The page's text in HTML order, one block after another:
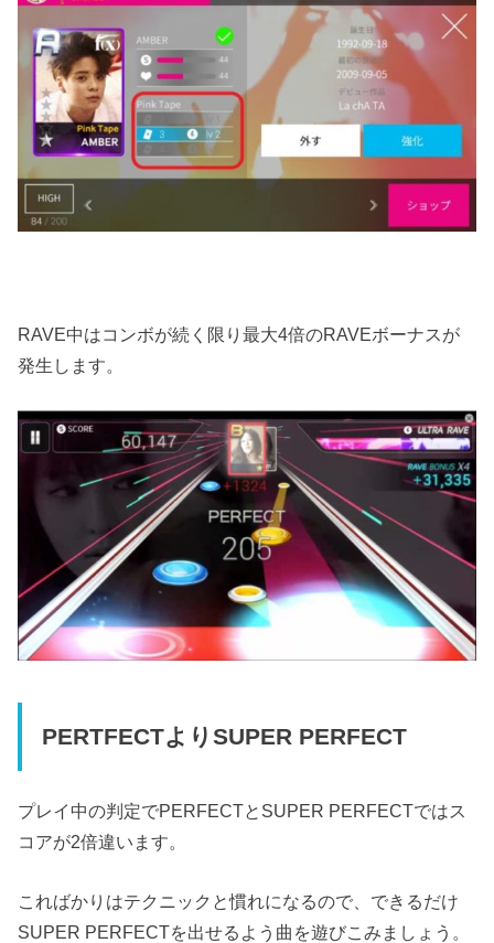
RAVE中はコンボが続く限り最大4倍のRAVEボーナスが
発生します。
PERTFECTよりSUPER PERFECT
プレイ中の判定でPERFECTとSUPER PERFECTではス
コアが2倍違います。
こればかりはテクニックと慣れになるので、できるだけ
SUPER PERFECTを出せるよう曲を遊びこみましょう。